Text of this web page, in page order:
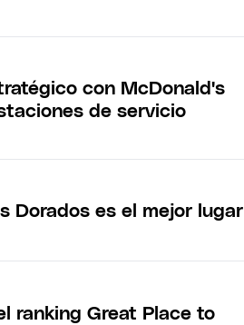
con McDonald's
de servicio
Dorados es el mejor lugar
ranking Great Place to